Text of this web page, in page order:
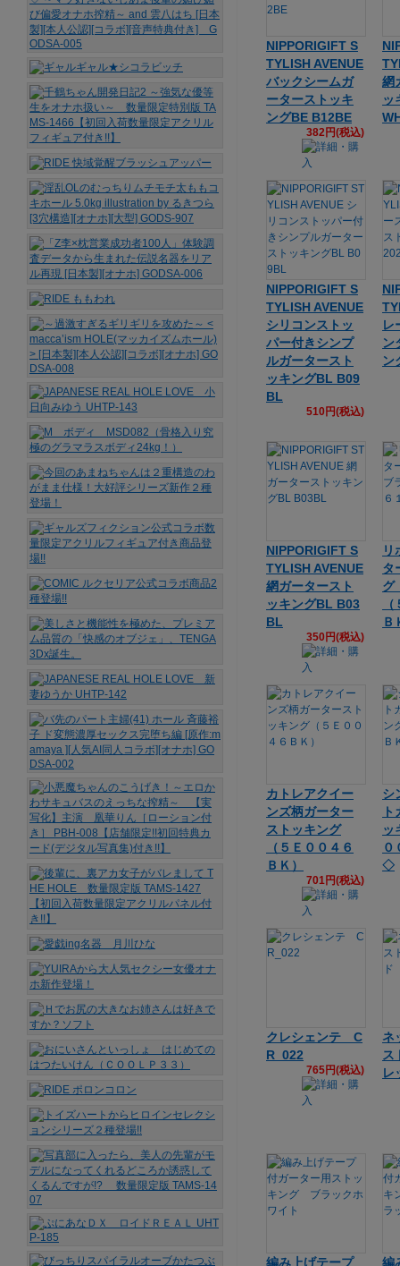
NIPPORIGIFT S
TYLISH AVENUE
バックシームガ
ーターストッキ
ングBE B12BE
382円(税込)
網
ッ
NIPPORIGIFT S
TYLISH AVENUE
シリコンストッ
パー付きシンプ
ルガータースト
ッキングBL B09
BL
510円(税込)
レ
ン
ン
NIPPORIGIFT S
TYLISH AVENUE
網ガータースト
ッキングBL B03
BL
350円(税込)
リ
タ
グ
カトレアクイー
ンズ柄ガーター
ストッキング
（５Ｅ００４６
ＢＫ）
701円(税込)
シ
ッ
０
◇
クレシェンテ C
R_022
765円(税込)
ネ
レ
編み上げテープ 編